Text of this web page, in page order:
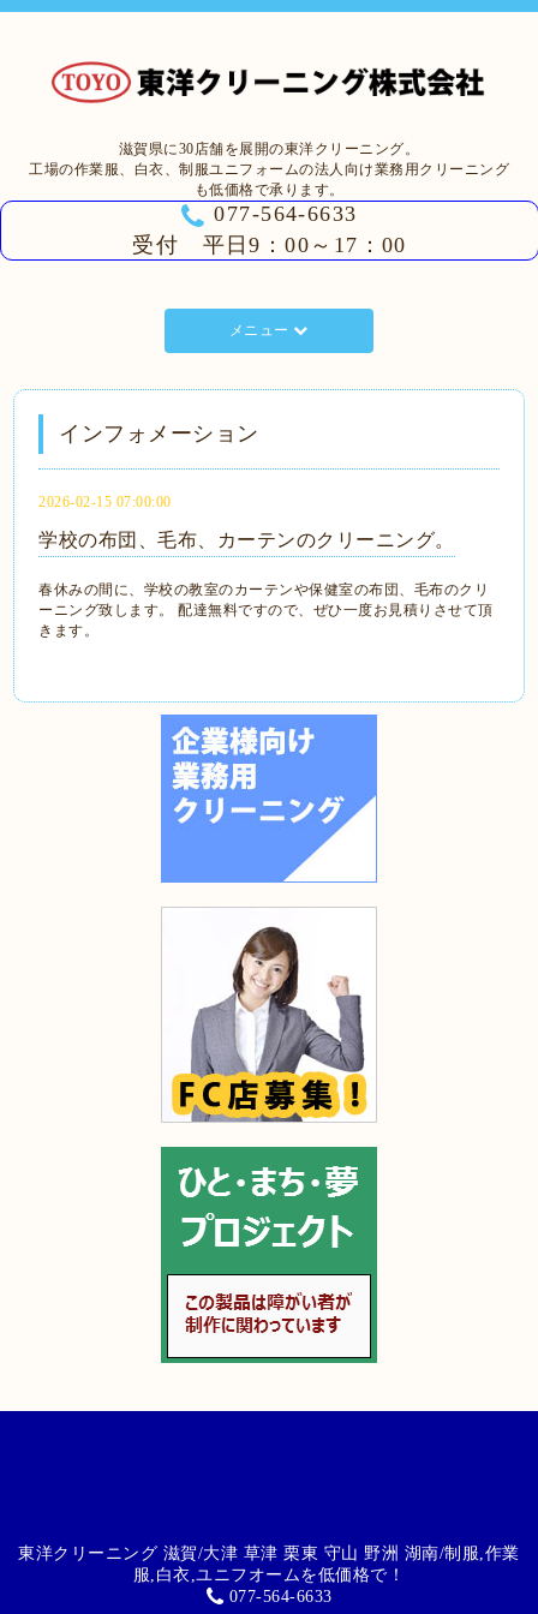
滋賀県に30店舗を展開の東洋クリーニング。
工場の作業服、白衣、制服ユニフォームの法人向け業務用クリーニング
も低価格で承ります。
077-564-6633
受付 平日9：00～17：00
メニュー
インフォメーション
2026-02-15 07:00:00
学校の布団、毛布、カーテンのクリーニング。
春休みの間に、学校の教室のカーテンや保健室の布団、毛布のクリ
ーニング致します。 配達無料ですので、ぜひ一度お見積りさせて頂
きます。
東洋クリーニング 滋賀/大津 草津 栗東 守山 野洲 湖南/制服,作業
服,白衣,ユニフオームを低価格で！
077-564-6633